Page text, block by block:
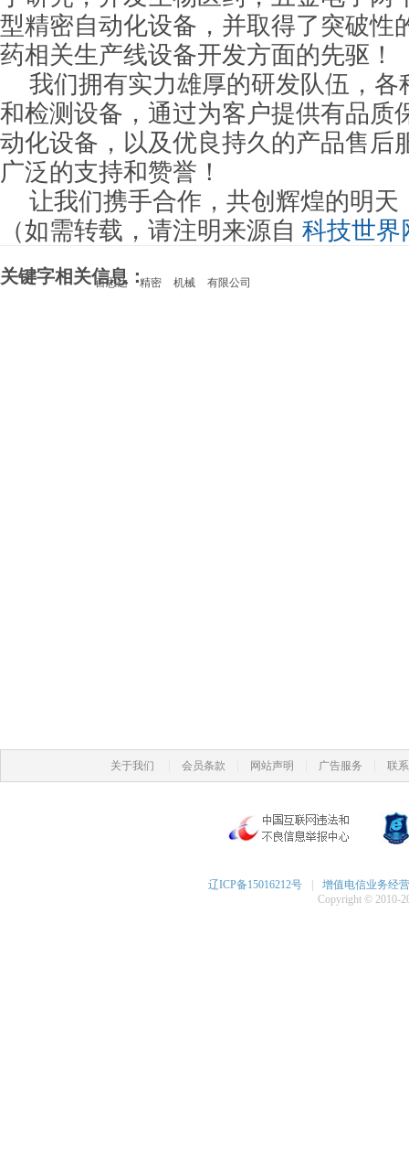
型精密自动化设备，并取得了突破性
药相关生产线设备开发方面的先驱！
我们拥有实力雄厚的研发队伍，各
和检测设备，通过为客户提供有品质
动化设备，以及优良持久的产品售后
广泛的支持和赞誉！
让我们携手合作，共创辉煌的明天
（如需转载，请注明来源自 科技世界
关键字相关信息：
百思达 精密 机械 有限公司
关于我们 会员条款 网站声明 广告服务 联
辽ICP备15016212号
增值电信业务经
Copyright © 2010-